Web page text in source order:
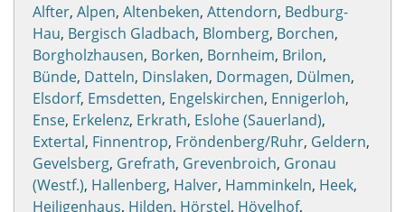
Alfter, Alpen, Altenbeken, Attendorn, Bedburg-
Hau, Bergisch Gladbach, Blomberg, Borchen,
Borgholzhausen, Borken, Bornheim, Brilon,
Bünde, Datteln, Dinslaken, Dormagen, Dülmen,
Elsdorf, Emsdetten, Engelskirchen, Ennigerloh,
Ense, Erkelenz, Erkrath, Eslohe (Sauerland),
Extertal, Finnentrop, Fröndenberg/Ruhr, Geldern,
Gevelsberg, Grefrath, Grevenbroich, Gronau
(Westf.), Hallenberg, Halver, Hamminkeln, Heek,
Heiligenhaus, Hilden, Hörstel, Hövelhof,